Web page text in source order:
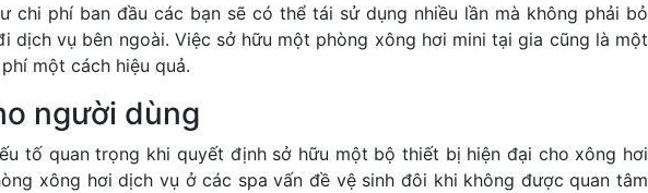
chi phí ban đầu các bạn sẽ có thể tái sử dụng nhiều lần mà không phải bỏ
dịch vụ bên ngoài. Việc sở hữu một phòng xông hơi mini tại gia cũng là một
một cách hiệu quả.
người dùng
tố quan trọng khi quyết định sở hữu một bộ thiết bị hiện đại cho xông hơi
xông hơi dịch vụ ở các spa vấn đề vệ sinh đôi khi không được quan tâm